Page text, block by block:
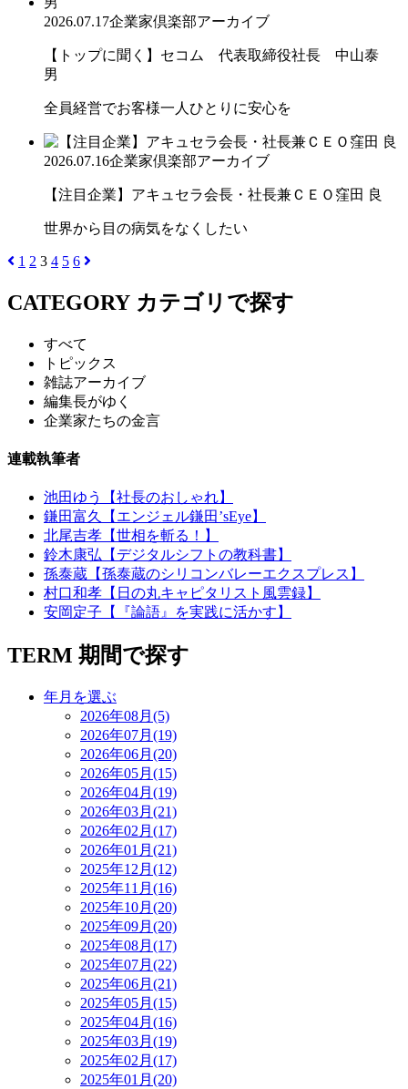
2026.07.17企業家倶楽部アーカイブ
【トップに聞く】セコム 代表取締役社長 中山泰
男
全員経営でお客様一人ひとりに安心を
2026.07.16企業家倶楽部アーカイブ
【注目企業】アキュセラ会長・社長兼ＣＥＯ窪田 良
世界から目の病気をなくしたい
1 2 3 4 5 6
CATEGORY カテゴリで探す
すべて
トピックス
雑誌アーカイブ
編集長がゆく
企業家たちの金言
連載執筆者
池田ゆう【社長のおしゃれ】
鎌田富久【エンジェル鎌田’sEye】
北尾吉孝【世相を斬る！】
鈴木康弘【デジタルシフトの教科書】
孫泰蔵【孫泰蔵のシリコンバレーエクスプレス】
村口和孝【日の丸キャピタリスト風雲録】
安岡定子【『論語』を実践に活かす】
TERM 期間で探す
年月を選ぶ
2026年08月(5)
2026年07月(19)
2026年06月(20)
2026年05月(15)
2026年04月(19)
2026年03月(21)
2026年02月(17)
2026年01月(21)
2025年12月(12)
2025年11月(16)
2025年10月(20)
2025年09月(20)
2025年08月(17)
2025年07月(22)
2025年06月(21)
2025年05月(15)
2025年04月(16)
2025年03月(19)
2025年02月(17)
2025年01月(20)